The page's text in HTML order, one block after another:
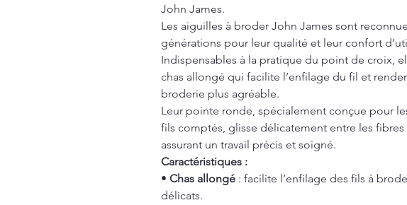
John James.
Les aiguilles à broder John James sont
générations pour leur qualité et leur confort
Indispensables à la pratique du point de croix,
chas allongé qui facilite l’enfilage du fil et
broderie plus agréable.
Leur pointe ronde, spécialement conçue pour
fils comptés, glisse délicatement entre les fibres
assurant un travail précis et soigné.
Caractéristiques :
• Chas allongé : facilite l’enfilage des fils à
délicats.